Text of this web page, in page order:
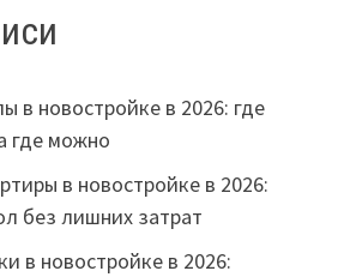
в новостройке в 2026: где
где можно
в новостройке в 2026:
без лишних затрат
в новостройке в 2026: